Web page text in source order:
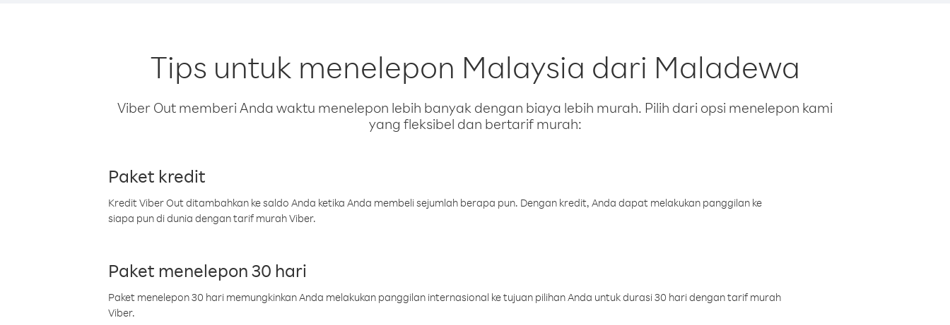
Tips untuk menelepon Malaysia dari Maladewa
Viber Out memberi Anda waktu menelepon lebih banyak dengan biaya lebih murah. Pilih dari opsi menelepon kami
yang fleksibel dan bertarif murah:
Paket kredit
Kredit Viber Out ditambahkan ke saldo Anda ketika Anda membeli sejumlah berapa pun. Dengan kredit, Anda dapat melakukan panggilan ke
siapa pun di dunia dengan tarif murah Viber.
Paket menelepon 30 hari
Paket menelepon 30 hari memungkinkan Anda melakukan panggilan internasional ke tujuan pilihan Anda untuk durasi 30 hari dengan tarif murah
Viber.